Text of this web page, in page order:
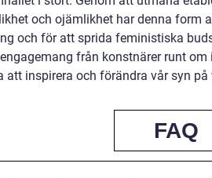
och ojämlikhet har denna form
och för att sprida feministiska
från konstnärer runt
att inspirera och förändra vår syn på
FAQ